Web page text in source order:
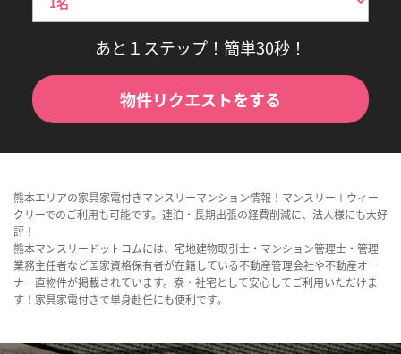
あと１ステップ！簡単30秒！
物件リクエストをする
熊本エリアの家具家電付きマンスリーマンション情報！マンスリー＋ウィー
クリーでのご利用も可能です。連泊・長期出張の経費削減に、法人様にも大好
評！
熊本マンスリードットコムには、宅地建物取引士・マンション管理士・管理
業務主任者など国家資格保有者が在籍している不動産管理会社や不動産オー
ナー直物件が掲載されています。寮・社宅として安心してご利用いただけま
す！家具家電付きで単身赴任にも便利です。